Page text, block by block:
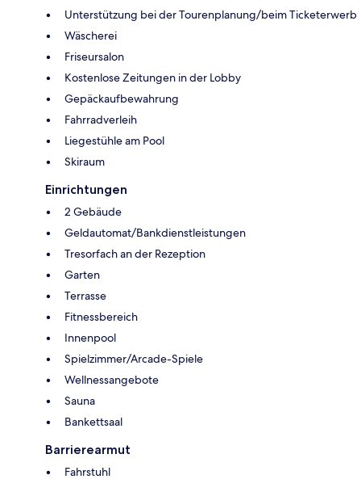
Unterstützung bei der Tourenplanung/beim Ticketerwerb
Wäscherei
Friseursalon
Kostenlose Zeitungen in der Lobby
Gepäckaufbewahrung
Fahrradverleih
Liegestühle am Pool
Skiraum
Einrichtungen
2 Gebäude
Geldautomat/Bankdienstleistungen
Tresorfach an der Rezeption
Garten
Terrasse
Fitnessbereich
Innenpool
Spielzimmer/Arcade-Spiele
Wellnessangebote
Sauna
Bankettsaal
Barrierearmut
Fahrstuhl